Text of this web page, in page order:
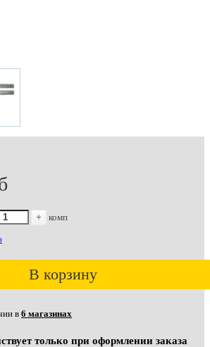
+ комп
В корзину
в6 магазинах
только при оформлении заказа